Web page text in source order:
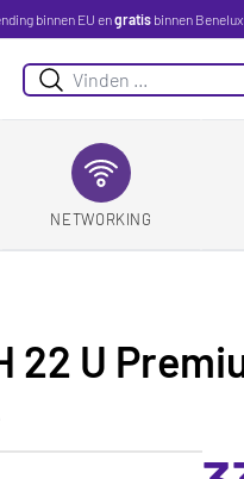
binnen EU engratisbinnen
Zoeken
NETWORKING
U